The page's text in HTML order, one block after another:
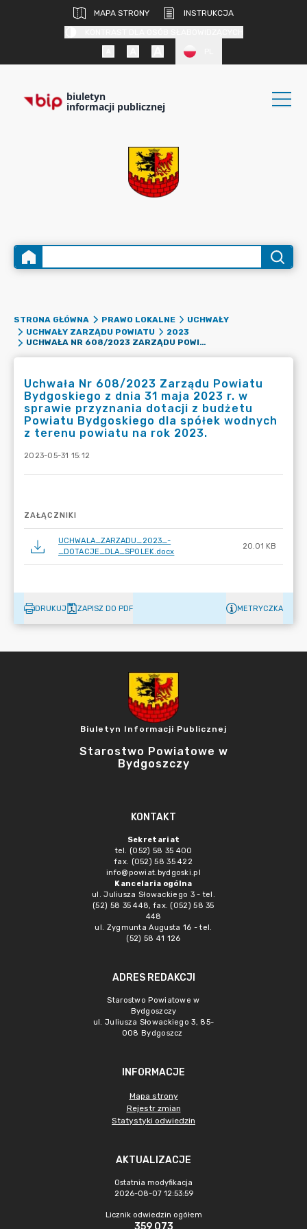
MAPA STRONY
INSTRUKCJA
biuletyn
informacji publicznej
STRONA GŁÓWNA PRAWO LOKALNE
UCHWAŁY
UCHWAŁY ZARZĄDU POWIATU
2023
UCHWAŁA NR 608/2023 ZARZĄDU POWIATU BYDGOSKIEGO Z DNIA 31 MAJA 2023 R. W SPRAWIE PRZYZNANIA DOTACJI Z BUDŻETU POWIATU BYDGOSKIEGO DLA SPÓŁEK WODNYCH Z TERENU POWIATU NA ROK 2023.
Uchwała Nr 608/2023 Zarządu Powiatu
Bydgoskiego z dnia 31 maja 2023 r. w
sprawie przyznania dotacji z budżetu
Powiatu Bydgoskiego dla spółek wodnych
z terenu powiatu na rok 2023.
2023-05-31 15:12
ZAŁĄCZNIKI
UCHWALA_ZARZADU_2023_-
_DOTACJE_DLA_SPOLEK.docx
20.01 KB
DRUKUJ ZAPISZ DO PDF METRYCZKA
Biuletyn Informacji Publicznej
Starostwo Powiatowe w
Bydgoszczy
KONTAKT
Sekretariat
tel. (052) 58 35 400
fax. (052) 58 35 422
info@powiat.bydgoski.pl
Kancelaria ogólna
ul. Juliusza Słowackiego 3 - tel.
(52) 58 35 448, fax. (052) 58 35
448
ul. Zygmunta Augusta 16 - tel.
(52) 58 41 126
ADRES REDAKCJI
Starostwo Powiatowe w
Bydgoszczy
ul. Juliusza Słowackiego 3, 85-
008 Bydgoszcz
INFORMACJE
Mapa strony
Rejestr zmian
Statystyki odwiedzin
AKTUALIZACJE
Ostatnia modyfikacja
2026-08-07 12:53:59
Licznik odwiedzin ogółem
359 073